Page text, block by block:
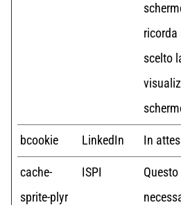
ricorda
scelto
bcookie LinkedIn In
cache-
sprite-plyr
ISPI